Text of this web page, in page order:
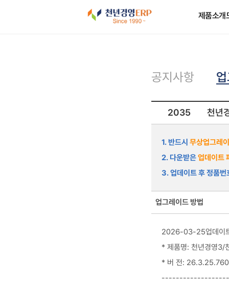
제품소개
공지사항
2035 천년
1. 반드시무상업그레
2. 다운받은업데이트
3. 업데이트 후 정품
업그레이드 방법
2026-03-25업데이
* 제품명: 천년경영3/
* 버 전: 26.3.25.760